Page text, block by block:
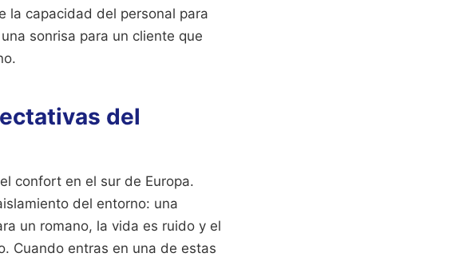
la capacidad del personal para
sonrisa para un cliente que
del
confort en el sur de Europa.
del entorno: una
un romano, la vida es ruido y el
Cuando entras en una de estas